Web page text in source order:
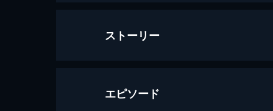
ストーリー
エピソード